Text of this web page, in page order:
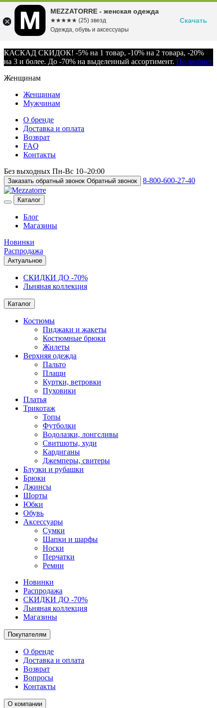
КАСКАД СКИДОК! -5% на 1 товар, -10% на 2 товара, -20%
на 3 и более. До -70% на выделенный ассортимент. Подробнее
Женщинам
Женщинам
Мужчинам
О бренде
Доставка и оплата
Возврат
FAQ
Контакты
Без выходных Пн-Вс 10–20:00
Заказать обратный звонок Обратный звонок 8-800-600-27-40
Каталог
Блог
Магазины
Новинки
Распродажа
Актуальное
СКИДКИ ДО -70%
Льняная коллекция
Каталог
Костюмы
Пиджаки и жакеты
Костюмные брюки
Жилеты
Верхняя одежда
Пальто
Плащи
Куртки, ветровки
Пуховики
Платья
Трикотаж
Топы
Футболки
Водолазки, лонгсливы
Свитшоты, худи
Кардиганы
Джемперы, свитеры
Блузки и рубашки
Брюки
Джинсы
Шорты
Юбки
Обувь
Аксессуары
Сумки
Шапки и шарфы
Носки
Перчатки
Ремни
Новинки
Распродажа
СКИДКИ ДО -70%
Льняная коллекция
Магазины
Покупателям
О бренде
Доставка и оплата
Возврат
Вопросы
Контакты
О компании
MEZZATORRE - женская одежда
☆☆☆☆☆
★★★★★ (25) звезд
Одежда, обувь и аксессуары
Скачать